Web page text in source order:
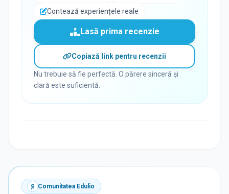
Contează experiențele reale
Lasă prima recenzie
Copiază link pentru recenzii
Nu trebuie să fie perfectă. O părere sinceră și
clară este suficientă.
Comunitatea Edulio